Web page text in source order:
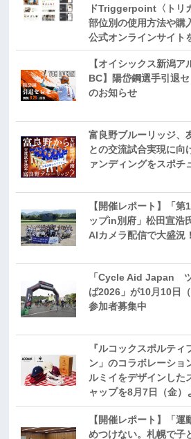
ドTriggerpoint〈トリ
部位別の使用方法や購
公式オンラインサイト
【オイシックス新潟ア
BC】陽岱鋼選手引退
のお知らせ
富良野ブルーリッジ、
との交流試合実現に向
ァンディングをスポチ
【開催レポート】「第
ップin別府」松田宣浩
AIカメラ配信で大盛況！
「Cycle Aid Japan
ば2026」が10月10日
参加者募集中
『ルコックスポルティ
ン」のコラボレーシ
ルミイをデザインした
ャップを8月7日（金）
【開催レポート】「運
めつけない。札幌で子